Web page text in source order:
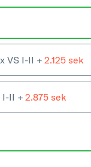
VS I-II + 2.125
I-II + 2.875